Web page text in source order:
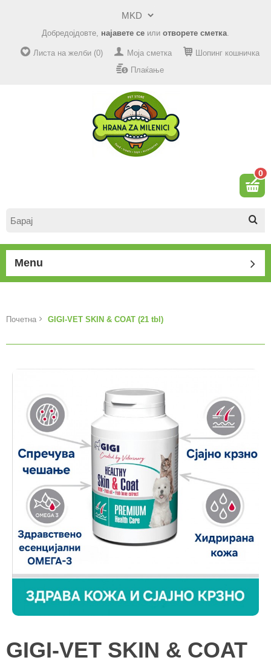
Добредојдовте, најавете се или отворете сметка.
Листа на желби (0) Моја сметка
Шопинг кошничка
Плаќање
0
Menu
Почетна GIGI-VET SKIN & COAT (21 tbl)
GIGI-VET SKIN & COAT